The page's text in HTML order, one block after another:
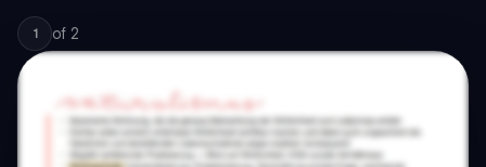
1 of 2